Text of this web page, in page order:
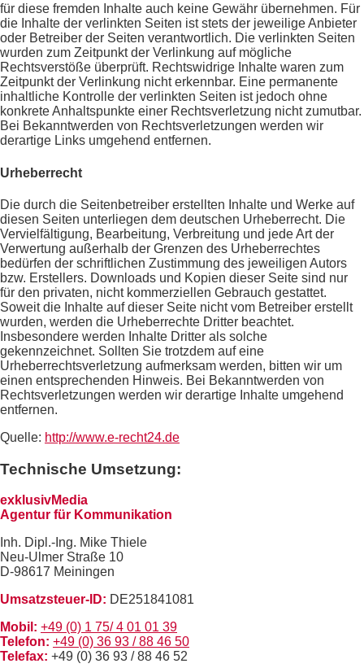
für diese fremden Inhalte auch keine Gewähr übernehmen. Für
die Inhalte der verlinkten Seiten ist stets der jeweilige Anbieter
oder Betreiber der Seiten verantwortlich. Die verlinkten Seiten
wurden zum Zeitpunkt der Verlinkung auf mögliche
Rechtsverstöße überprüft. Rechtswidrige Inhalte waren zum
Zeitpunkt der Verlinkung nicht erkennbar. Eine permanente
inhaltliche Kontrolle der verlinkten Seiten ist jedoch ohne
konkrete Anhaltspunkte einer Rechtsverletzung nicht zumutbar.
Bei Bekanntwerden von Rechtsverletzungen werden wir
derartige Links umgehend entfernen.
Urheberrecht
Die durch die Seitenbetreiber erstellten Inhalte und Werke auf
diesen Seiten unterliegen dem deutschen Urheberrecht. Die
Vervielfältigung, Bearbeitung, Verbreitung und jede Art der
Verwertung außerhalb der Grenzen des Urheberrechtes
bedürfen der schriftlichen Zustimmung des jeweiligen Autors
bzw. Erstellers. Downloads und Kopien dieser Seite sind nur
für den privaten, nicht kommerziellen Gebrauch gestattet.
Soweit die Inhalte auf dieser Seite nicht vom Betreiber erstellt
wurden, werden die Urheberrechte Dritter beachtet.
Insbesondere werden Inhalte Dritter als solche
gekennzeichnet. Sollten Sie trotzdem auf eine
Urheberrechtsverletzung aufmerksam werden, bitten wir um
einen entsprechenden Hinweis. Bei Bekanntwerden von
Rechtsverletzungen werden wir derartige Inhalte umgehend
entfernen.
Quelle: http://www.e-recht24.de
Technische Umsetzung:
exklusivMedia
Agentur für Kommunikation
Inh. Dipl.-Ing. Mike Thiele
Neu-Ulmer Straße 10
D-98617 Meiningen
Umsatzsteuer-ID: DE251841081
Mobil: +49 (0) 1 75/ 4 01 01 39
Telefon: +49 (0) 36 93 / 88 46 50
Telefax: +49 (0) 36 93 / 88 46 52